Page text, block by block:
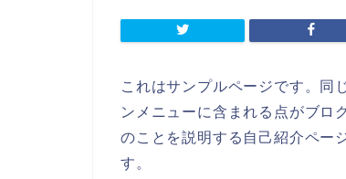
これはサンプルページです。同
ンメニューに含まれる点がブロ
のことを説明する自己紹介ペー
す。